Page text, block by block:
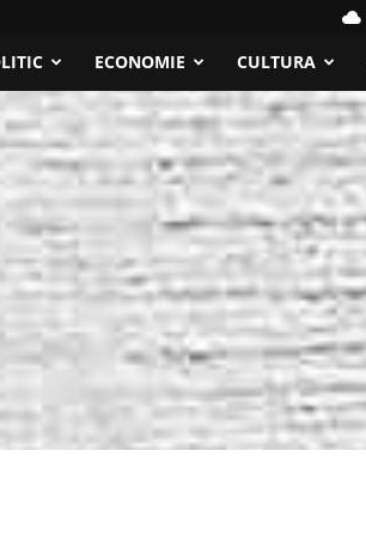
ECONOMIE CULTURA